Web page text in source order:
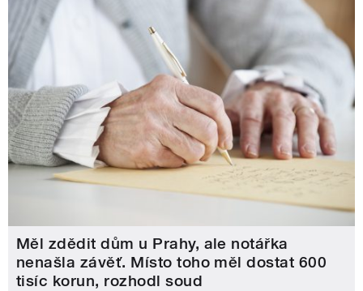
Měl zdědit dům u Prahy, ale notářka
nenašla závěť. Místo toho měl dostat 600
tisíc korun, rozhodl soud